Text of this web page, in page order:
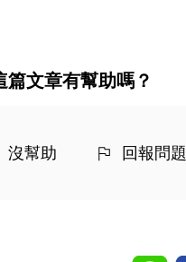
篇文章有幫助嗎？
沒幫助 回報問題